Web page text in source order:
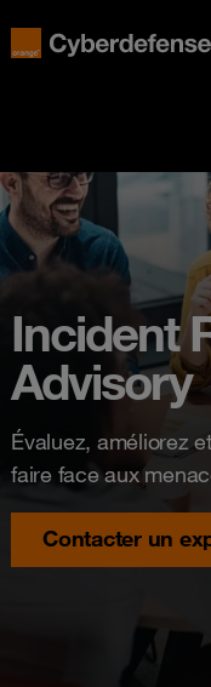
Incident
Advisory
Évaluez, améliorez
faire face aux
Contacter un